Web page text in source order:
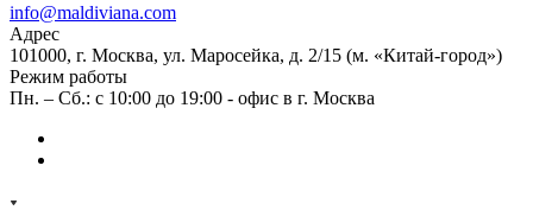
info@maldiviana.com
Адрес
101000, г. Москва, ул. Маросейка, д. 2/15 (м. «Китай-город»)
Режим работы
Пн. – Сб.: с 10:00 до 19:00 - офис в г. Москва